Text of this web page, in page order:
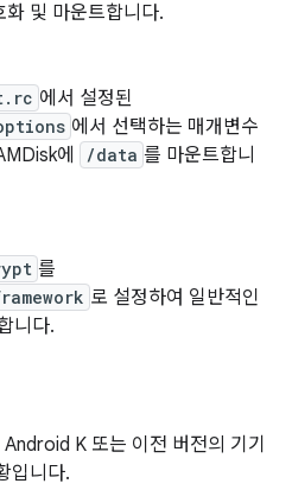
화 및 마운트합니다.
에서 설정된
에서 선택하는 매개변수
에
/data 를 마운트합니
를
로 설정하여 일반적인
니다.
K 또는 이전 버전의 기기
입니다.